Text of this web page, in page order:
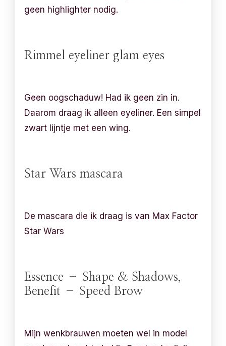
geen highlighter nodig.
Rimmel eyeliner glam eyes
Geen oogschaduw! Had ik geen zin in.
Daarom draag ik alleen eyeliner. Een simpel
zwart lijntje met een wing.
Star Wars mascara
De mascara die ik draag is van Max Factor
Star Wars
Essence – Shape & Shadows,
Benefit – Speed Brow
Mijn wenkbrauwen moeten wel in model